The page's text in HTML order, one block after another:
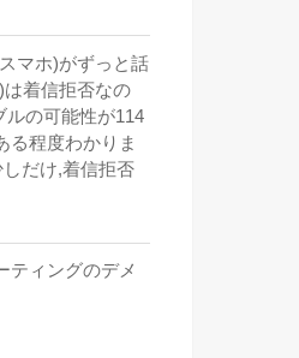
マホ)がずっと話
は着信拒否なの
ルの可能性が114
る程度わかりま
だけ,着信拒否
ティングのデメ